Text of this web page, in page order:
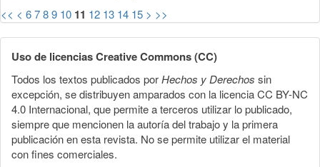
<< < 6789 10 11 12 13 14 15 > >>
Uso de licencias Creative Commons (CC)
Todos los textos publicados porHechos y Derechos sin
excepción, se distribuyen amparados con la licencia CC BY-NC
4.0 Internacional, que permite a terceros utilizar lo publicado,
siempre que mencionen la autoría del trabajo y la primera
publicación en esta revista. No se permite utilizar el material
con fines comerciales.